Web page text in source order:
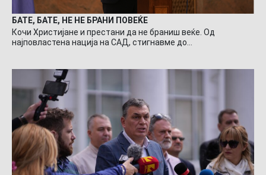
БАТЕ, БАТЕ, НЕ НЕ БРАНИ ПОВЕЌЕ
Кочи Христијане и престани да не браниш веќе. Од
најповластена нација на САД, стигнавме до…